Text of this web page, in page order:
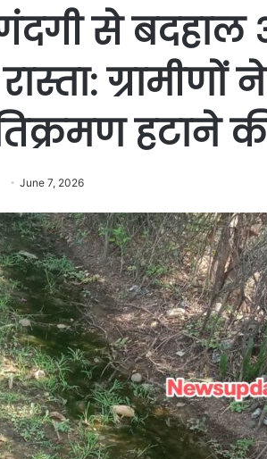
से बदहाल
ग्रामीणों
हटाने
June 7, 2026